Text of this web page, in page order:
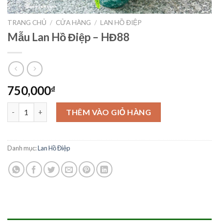
TRANG CHỦ / CỬA HÀNG / LAN HỒ ĐIỆP
Mẫu Lan Hồ Điệp – HĐ88
750,000₫
Mẫu Lan Hồ Điệp – HĐ88 số lượng
THÊM VÀO GIỎ HÀNG
Danh mục:Lan Hồ Điệp